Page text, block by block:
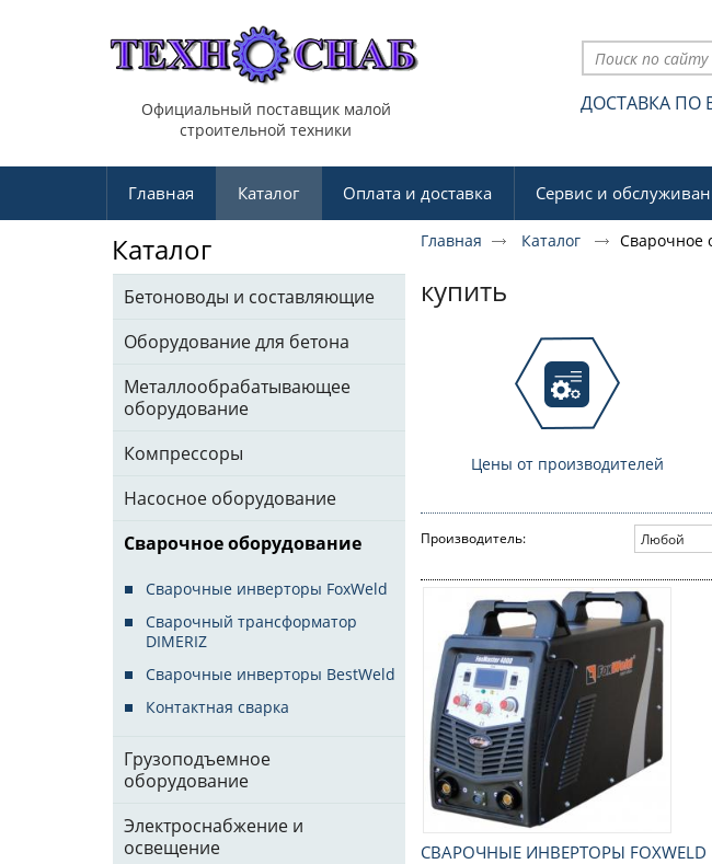
Официальный поставщик малой
строительной техники
ДОСТАВКА ПО
Главная Каталог Оплата и доставка Сервис и
Каталог
Бетоноводы и составляющие
Оборудование для бетона
Металлообрабатывающее
оборудование
Компрессоры
Насосное оборудование
Сварочное оборудование
Сварочные инверторы FoxWeld
Сварочный трансформатор
DIMERIZ
Сварочные инверторы BestWeld
Контактная сварка
Грузоподъемное
оборудование
Электроснабжение и
освещение
Главная Каталог Сварочное
купить
Цены от производителей
Любой
Производитель:
СВАРОЧНЫЕ ИНВЕРТОРЫ FOXWELD